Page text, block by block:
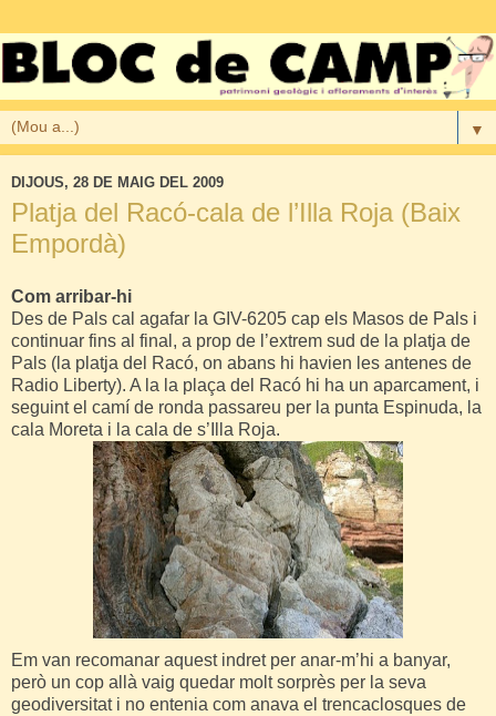
▼
DIJOUS, 28 DE MAIG DEL 2009
Platja del Racó-cala de l’Illa Roja (Baix
Empordà)
Com arribar-hi
Des de Pals cal agafar la GIV-6205 cap els Masos de Pals i
continuar fins al final, a prop de l’extrem sud de la platja de
Pals (la platja del Racó, on abans hi havien les antenes de
Radio Liberty). A la la plaça del Racó hi ha un aparcament, i
seguint el camí de ronda passareu per la punta Espinuda, la
cala Moreta i la cala de s’Illa Roja.
Em van recomanar aquest indret per anar-m’hi a banyar,
però un cop allà vaig quedar moltsorprès per la seva
geodiversitati no entenia com anava el trencaclosques de